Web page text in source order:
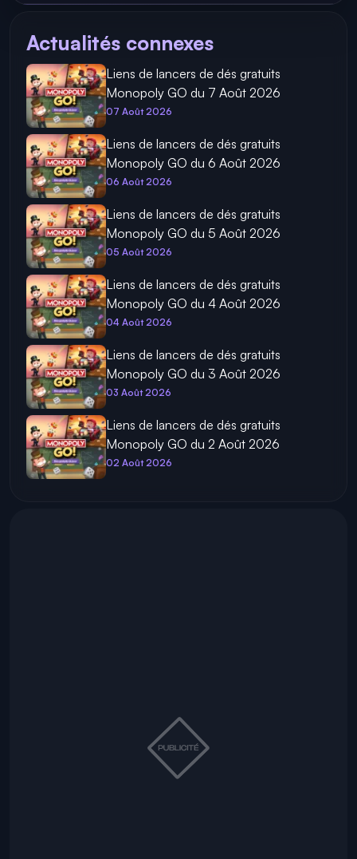
Actualités connexes
Liens de lancers de dés gratuits
Monopoly GO du 7 Août 2026
07 Août 2026
Liens de lancers de dés gratuits
Monopoly GO du 6 Août 2026
06 Août 2026
Liens de lancers de dés gratuits
Monopoly GO du 5 Août 2026
05 Août 2026
Liens de lancers de dés gratuits
Monopoly GO du 4 Août 2026
04 Août 2026
Liens de lancers de dés gratuits
Monopoly GO du 3 Août 2026
03 Août 2026
Liens de lancers de dés gratuits
Monopoly GO du 2 Août 2026
02 Août 2026